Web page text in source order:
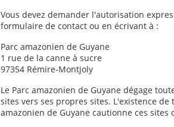
Vous devez demander l'autorisation
formulaire de contact ou en écrivant à :
Parc amazonien de Guyane
1 rue de la canne à sucre
97354 Rémire-Montjoly
Le Parc amazonien de Guyane dégage
sites vers ses propres sites. L'existence
amazonien de Guyane cautionne ces